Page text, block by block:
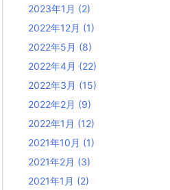
2023年1月 (2)
2022年12月 (1)
2022年5月 (8)
2022年4月 (22)
2022年3月 (15)
2022年2月 (9)
2022年1月 (12)
2021年10月 (1)
2021年2月 (3)
2021年1月 (2)